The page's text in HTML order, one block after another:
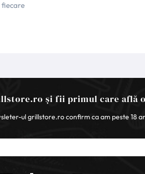
fiecare
și fii primul care află
ul grillstore.ro confirm ca am peste 18